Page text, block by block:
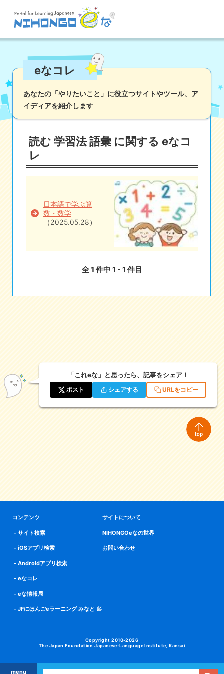
menu
読む 書く 聞く
かな
iOSアプリ検索
eなコレ
eなコレ
あなたの「やりたいこと」に役立つサイトやツール、 ア
イディアを紹介します
読む 学習法 語彙 に関する eなコ
レ
日本語で学ぶ算
数・数学
（2025.05.28）
全 1 件中 1 - 1 件目
「これeな」と思ったら、記事をシェア！
ポスト シェアする URLをコピー
コンテンツ
サイト検索
iOSアプリ検索
Androidアプリ検索
eなコレ
eな情報局
JFにほんごeラーニング みなと
サイトについて
NIHONGOeなの世界
お問い合わせ
Copyright 2010-2026
The Japan Foundation Japanese-Language Institute, Kansai